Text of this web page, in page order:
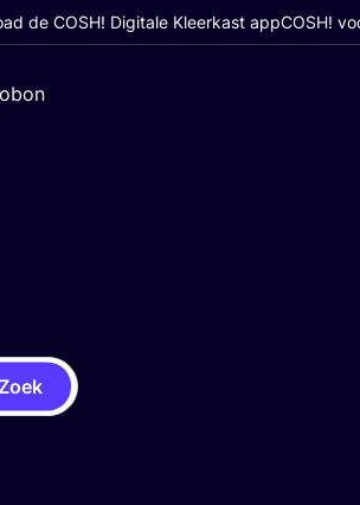
de COSH! Digitale Kleerkast appCOSH!
Zoek